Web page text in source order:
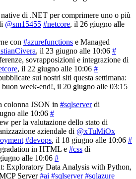
di .NET per comprimere uno o più
@sm15455 #netcore, il 26 giugno alle
con #azurefunctions e Managed
, il 23 giugno alle 10:06 #
sovrapposizioni e integrazione di
, il 22 giugno alle 10:06 #
sui nostri siti questa settimana:
buon week-end!, il 20 giugno alle 03:15
colonna JSON in #sqlserverdi
alle 10:06 #
per la valutazione dello stato di
aziendale di @xTuMiOx
#devops, il 18 giugno alle 10:06 #
in HTML e #css di
alle 10:06 #
Exploratory Data Analysis with Python,
Server#ai #sqlserver #sqlazure